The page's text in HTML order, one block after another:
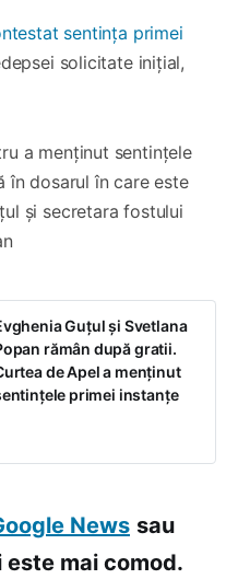
sentința primei
solicitate inițial,
a menținut sentințele
în dosarul în care este
și secretara fostului
Guțul și Svetlana
rămân după gratii.
de Apel a menținut
primei instanțe
News sau
este mai comod.